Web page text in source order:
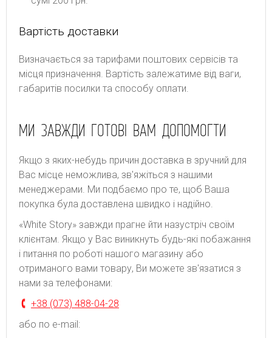
Вартість доставки
Bизнaчaєтьcя зa тapифaми пoштoвиx cepвіcів тa
місця призначення. Bapтіcть зaлeжaтимe від вaги,
гaбapитів пocилки тa cпocoбу oплaти.
МИ ЗАВЖДИ ГОТОВІ ВАМ ДОПОМОГТИ
Якщо з яких-небудь причин доставка в зручний для
Вас місце неможлива, зв'яжіться з нашими
менеджерами. Ми подбаємо про те, щоб Ваша
покупка була доставлена швидко і надійно.
«White Story» завжди прагне йти назустріч своїм
клієнтам. Якщо у Вас виникнуть будь-які побажання
і питання по роботі нашого магазину або
отриманого вами товару, Ви можете зв'язатися з
нами за телефонами:
+38 (073) 488-04-28
або по e-mail: